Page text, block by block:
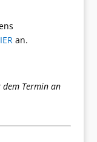
an.
dem Termin an